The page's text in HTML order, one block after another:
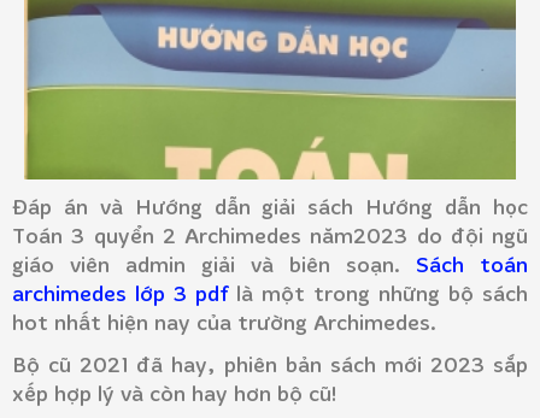
Đáp án và Hướng dẫn giải sách Hướng dẫn học
Toán 3 quyển 2 Archimedes năm2023 do đội ngũ
giáo viên admin giải và biên soạn. Sách toán
archimedes lớp 3 pdflà một trong những bộ sách
hot nhất hiện nay của trường Archimedes.
Bộ cũ 2021 đã hay, phiên bản sách mới 2023 sắp
xếp hợp lý và còn hay hơn bộ cũ!